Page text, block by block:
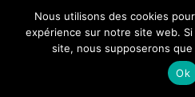
F
a
Partager
Compte-rendu
Nous utilisons des cookies
expérience sur notre site web.
site, nous supposerons
Ok